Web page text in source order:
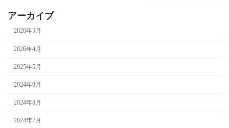
アーカイブ
2026年5月
2026年4月
2025年5月
2024年9月
2024年8月
2024年7月